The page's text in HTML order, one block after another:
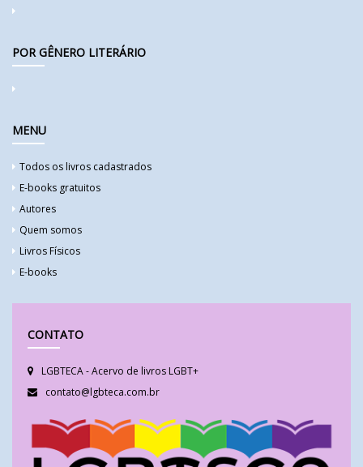
POR GÊNERO LITERÁRIO
MENU
Todos os livros cadastrados
E-books gratuitos
Autores
Quem somos
Livros Físicos
E-books
CONTATO
LGBTECA - Acervo de livros LGBT+
contato@lgbteca.com.br